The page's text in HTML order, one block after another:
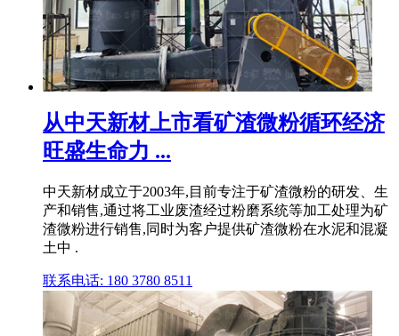
从中天新材上市看矿渣微粉循环经济
旺盛生命力 ...
中天新材成立于2003年,目前专注于矿渣微粉的研发、生
产和销售,通过将工业废渣经过粉磨系统等加工处理为矿
渣微粉进行销售,同时为客户提供矿渣微粉在水泥和混凝
土中 .
联系电话: 180 3780 8511